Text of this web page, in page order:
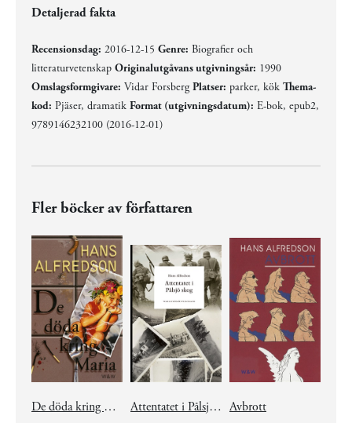
Detaljerad fakta
Recensionsdag: 2016-12-15 Genre: Biografier och
litteraturvetenskap Originalutgåvans utgivningsår: 1990
Omslagsformgivare: Vidar ForsbergPlatser: parker, kök Thema-
kod: Pjäser, dramatik Format (utgivningsdatum): E-bok, epub2,
9789146232100 (2016-12-01)
Fler böcker av författaren
De döda kring Maria Attentatet i Pålsjö skog Avbrott